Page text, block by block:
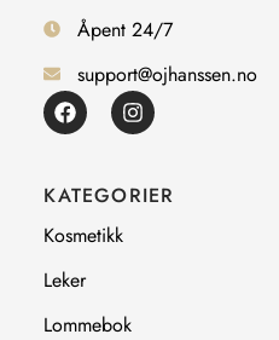
Åpent 24/7
support@ojhanssen.no
F
a
b
o
o
I
n
a
g
KATEGORIER
Kosmetikk
Leker
Lommebok